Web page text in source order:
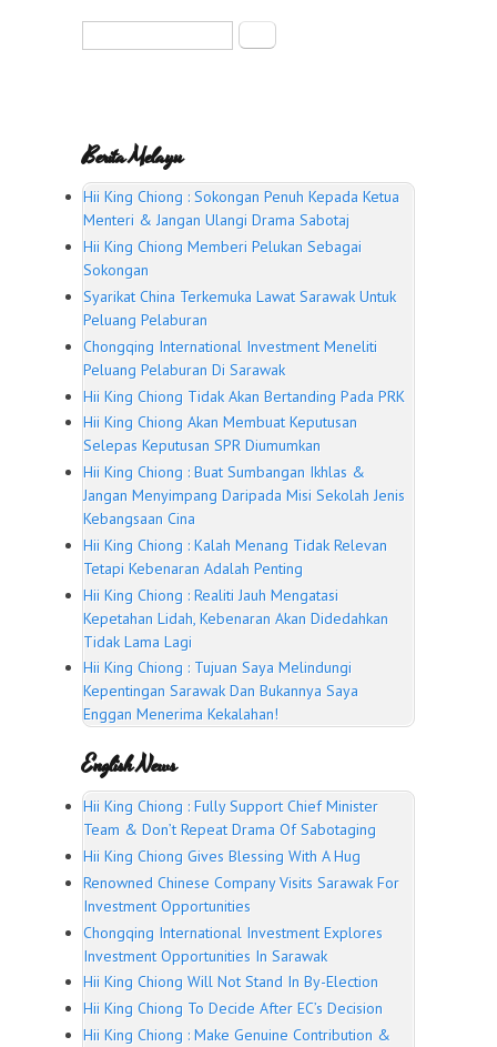
Search form Search
Berita Melayu
Hii King Chiong : Sokongan Penuh Kepada Ketua
Menteri & Jangan Ulangi Drama Sabotaj
Hii King Chiong Memberi Pelukan Sebagai
Sokongan
Syarikat China Terkemuka Lawat Sarawak Untuk
Peluang Pelaburan
Chongqing International Investment Meneliti
Peluang Pelaburan Di Sarawak
Hii King Chiong Tidak Akan Bertanding Pada PRK
Hii King Chiong Akan Membuat Keputusan
Selepas Keputusan SPR Diumumkan
Hii King Chiong : Buat Sumbangan Ikhlas &
Jangan Menyimpang Daripada Misi Sekolah Jenis
Kebangsaan Cina
Hii King Chiong : Kalah Menang Tidak Relevan
Tetapi Kebenaran Adalah Penting
Hii King Chiong : Realiti Jauh Mengatasi
Kepetahan Lidah, Kebenaran Akan Didedahkan
Tidak Lama Lagi
Hii King Chiong : Tujuan Saya Melindungi
Kepentingan Sarawak Dan Bukannya Saya
Enggan Menerima Kekalahan!
English News
Hii King Chiong : Fully Support Chief Minister
Team & Don’t Repeat Drama Of Sabotaging
Hii King Chiong Gives Blessing With A Hug
Renowned Chinese Company Visits Sarawak For
Investment Opportunities
Chongqing International Investment Explores
Investment Opportunities In Sarawak
Hii King Chiong Will Not Stand In By-Election
Hii King Chiong To Decide After EC’s Decision
Hii King Chiong : Make Genuine Contribution &